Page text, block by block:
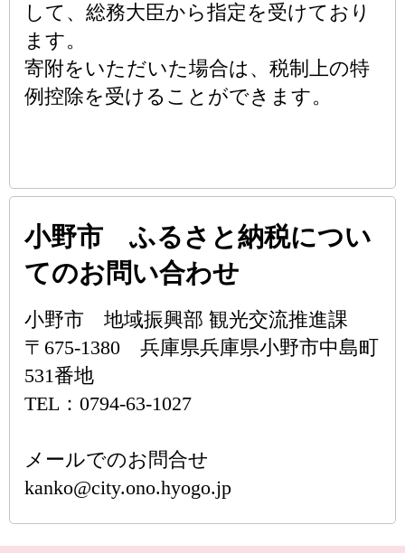
して、総務大臣から指定を受けており
ます。
寄附をいただいた場合は、税制上の特
例控除を受けることができます。
小野市 ふるさと納税につい
てのお問い合わせ
小野市 地域振興部 観光交流推進課
〒675-1380 兵庫県兵庫県小野市中島町
531番地
TEL：0794-63-1027
メールでのお問合せ
kanko@city.ono.hyogo.jp